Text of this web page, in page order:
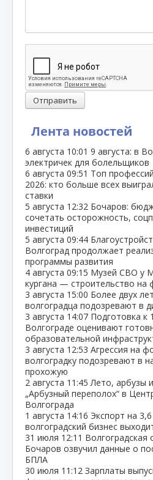
Лента новостей
6 августа 10:01 9 августа: в
электричек для болельщиков
6 августа 09:51 Топ
2026: кто больше всех
ставки
5 августа 12:32 Бочаров:
сочетать осторожность,
инвестиций
5 августа 09:44
Волгоград продолжает
программы развития
4 августа 09:15 Музей СВО у
кургана — строительство
3 августа 15:00 Более двух
волгоградца подозревают в
3 августа 14:07 Подготовка к
Волгограде оценивают
образовательной
3 августа 12:53 Агрессия на
волгоградку подозревают в
прохожую
2 августа 11:45 Лето, арбузы
„Арбузный переполох“ в
Волгограда
1 августа 14:16 Экспорт на
волгоградский бизнес
31 июля 12:11 Волгоградская
Бочаров озвучил данные о
БПЛА
30 июля 11:12 Зарплаты
Отправить